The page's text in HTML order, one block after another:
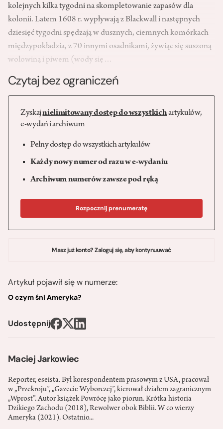
Maciej Jarkowiec
Reporter, eseista. Był korespondentem prasowym z USA, pracował
w „Przekroju”, „Gazecie Wyborczej”, kierował działem zagranicznym
„Wprost”. Autor książek Powrócę jako piorun. Krótka historia
Dzikiego Zachodu (2018), Rewolwer obok Biblii. W co wierzy
Ameryka (2021). Ostatnio...
kolejnych kilka tygodni na skompletowanie zapasów dla
kolonii. Latem 1608 r. wypływają z Blackwall i następnych
dziesięć tygodni spędzają w dusznych, ciemnych komórkach
międzypokładzia, z 70 innymi osadnikami, żywiąc się suszoną
wołowiną i piwem (wody się…
Czytaj bez ograniczeń
Zyskajnielimitowany dostęp do wszystkichartykułów,
e-wydań i archiwum
Pełny dostęp do wszystkich artykułów
Każdy nowy numer od razu w e-wydaniu
Archiwum numerów zawsze pod ręką
Rozpocznij prenumeratę
Masz już konto? Zaloguj się, aby kontynuuwać
Artykuł pojawił się w numerze:
O czym śni Ameryka?
Udostępnij